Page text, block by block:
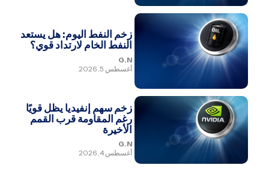
زخم النفط اليوم: هل يستعد
النفط الخام لارتداد قوي؟
G.N
أغسطس 5, 2026
زخم سهم إنفيديا يظل قويًا
رغم المقاومة قرب القمم
الأخيرة
G.N
أغسطس 4, 2026